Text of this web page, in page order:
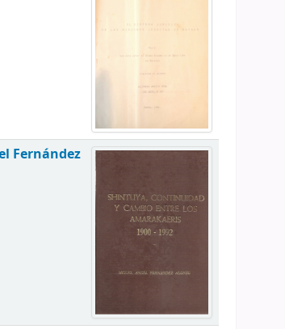
Fernández